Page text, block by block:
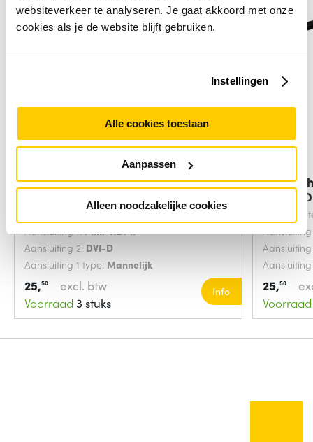
websiteverkeer te analyseren. Je gaat akkoord met onze
cookies als je de website blijft gebruiken.
Instellingen
Alle cookies toestaan
Aanpassen
Alleen noodzakelijke cookies
StarTech.com 2m Mini HDMI naar
Aansluiting 1:Mini-HDMI
Aansluiting 2: DVI-D
Aansluiting 1 type: Mannelijk
25,50
excl. btw
Voorraad 3 stuks
Info
naar
25,50
Voorraad